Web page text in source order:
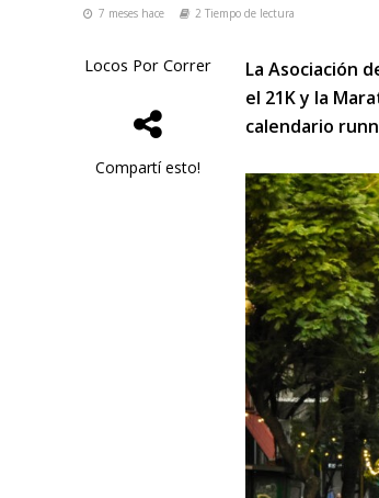
7 meses hace 2 Tiempo de lectura
Locos Por Correr
Compartí esto!
La Asociación
el 21K y la
calendario